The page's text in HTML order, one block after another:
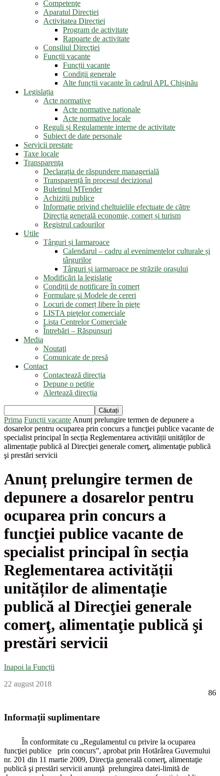
Competenţe
Aparatul Direcţiei
Activitatea Direcției
Program de activitate
Rapoarte de activitate
Consiliul Direcţiei
Funcții vacante
Funcții vacante
Condiții generale
Alte funcții vacante în cadrul APL Chișinău
Legislația
Acte normative
Acte normative naționale
Acte normative locale
Reguli și Regulamente interne de activitate
Subiect de date personale
Servicii prestate
Taxe locale
Transparenţa
Declarația de răspundere managerială
Transparență în procesul decizional
Buletinul MTender
Achiziții publice
Informație privind cheltuielile efectuate de către
Direcția generală economie, comerț și turism
Registrul cadourilor
Utile
Târguri și Iarmaroace
Calendarul – cadru al evenimentelor culturale și
târgurilor
Târguri și iarmaroace pe străzile orașului
Modificări la legislație
Condiții de notificare în comerț
Formulare şi Modele de cereri
Locuri de comerț libere în piețe
LISTA pieţelor comerciale
Lista Centrelor Comerciale
Întrebări – Răspunsuri
Media
Noutaţi
Comunicate de presă
Contact
Contactează direcția
Depune o petiție
Alertează direcția
Prima Funcții vacante Anunț prelungire termen de depunere a
dosarelor pentru ocuparea prin concurs a funcţiei publice vacante de
specialist principal în secția Reglementarea activității unităților de
alimentație publică al Direcţiei generale comerţ, alimentaţie publică
şi prestări servicii
Anunț prelungire termen de
depunere a dosarelor pentru
ocuparea prin concurs a
funcţiei publice vacante de
specialist principal în secția
Reglementarea activității
unităților de alimentație
publică al Direcţiei generale
comerţ, alimentaţie publică şi
prestări servicii
Inapoi la Funcții
22 august 2018
86
Informații suplimentare
În conformitate cu „Regulamentul cu privire la ocuparea
funcţiei publice prin concurs”, aprobat prin Hotărârea Guvernului
nr. 201 din 11 martie 2009, Direcţia generală comerţ, alimentaţie
publică şi prestări servicii anunţă prelungirea datei-limită de